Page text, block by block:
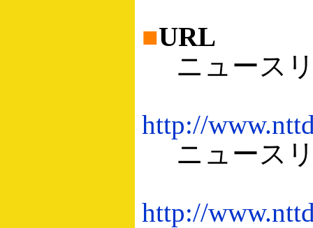
■URL
ニュースリ
http://
ニュースリ
http://